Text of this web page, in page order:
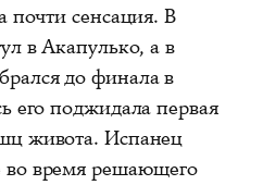
почти сенсация. В
в Акапулько, а в
до финала в
его поджидала первая
живота. Испанец
во время решающего